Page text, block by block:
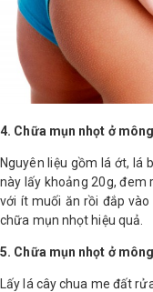
4. Chữa mụn nhọt ở
Nguyên liệu gồm lá ớt, lá
này lấy khoảng 20g, đem
với ít muối ăn rồi đắp
chữa mụn nhọt hiệu quả.
5. Chữa mụn nhọt ở
Lấy lá cây chua me đất